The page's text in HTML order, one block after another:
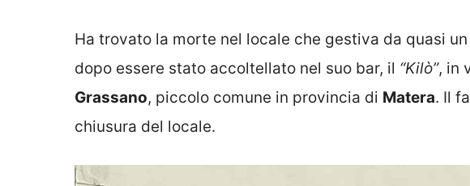
Ha trovato la morte nel locale che gestiva da quasi un
dopo essere stato accoltellato nel suo bar, il “Kilò”, in
Grassano, piccolo comune in provincia di Matera. Il
chiusura del locale.